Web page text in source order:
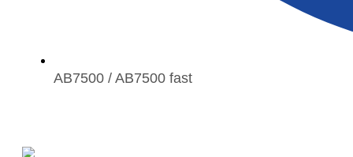
AB7500 / AB7500 fast